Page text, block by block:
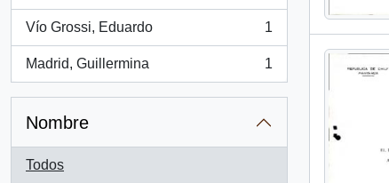
Vío Grossi, Eduardo
, 1 resultados
1
Madrid, Guillermina
, 1 resultados
1
Nombre
Todos